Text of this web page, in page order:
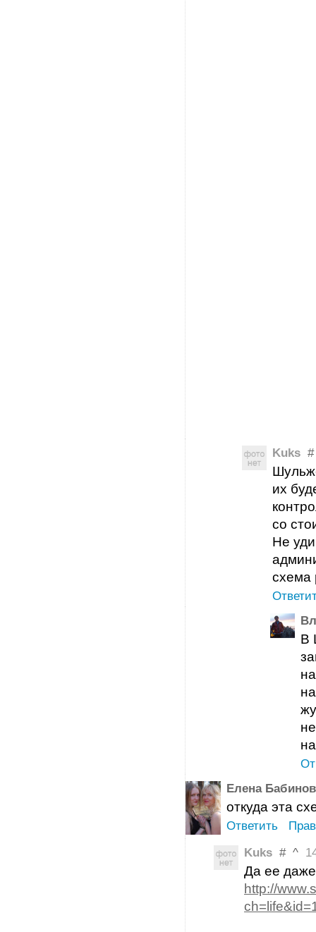
Kuks #
их
со
Не
схема
В
Елена
откуда эта
Ответить
Kuks # ^
Да ее даже
http://